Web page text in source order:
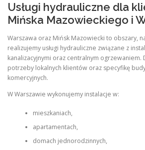
Usługi hydrauliczne dla
Mińska Mazowieckiego i
Warszawa oraz Mińsk Mazowiecki to obszary,
realizujemy usługi hydrauliczne związane z
kanalizacyjnymi oraz centralnym ogrzewaniem.
potrzeby lokalnych klientów oraz specyfikę
komercyjnych.
W Warszawie wykonujemy instalacje w:
mieszkaniach,
apartamentach,
domach jednorodzinnych,